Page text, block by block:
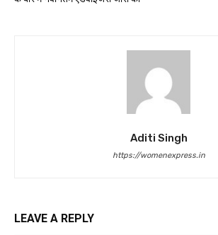
Aditi Singh
https://womenexpress.in
LEAVE A REPLY